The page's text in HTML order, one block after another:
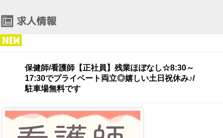
保健師/看護師【正社員】残業ほぼなし☆8:30～
17:30でプライベート両立◎嬉しい土日祝休み♪/
駐車場無料です